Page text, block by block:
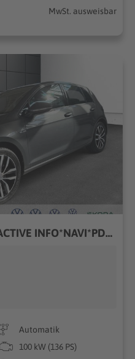
MwSt. ausweisbar
VW Golf VII e-Golf *LED*ACTIVE INFO*NAVI*PDC*BATTERIEZERTIFIKAT*
Automatik
100 kW (136 PS)